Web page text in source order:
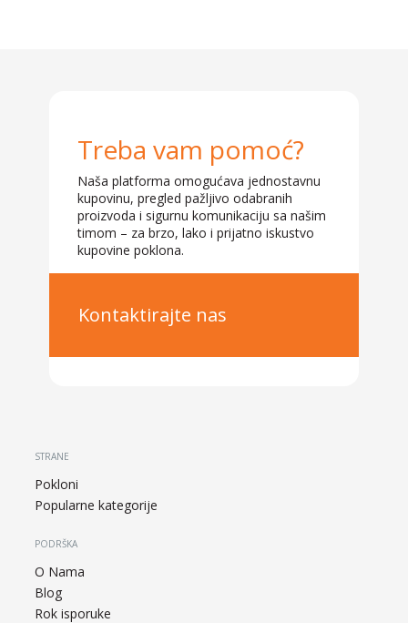
Treba vam pomoć?
Naša platforma omogućava jednostavnu
kupovinu, pregled pažljivo odabranih
proizvoda i sigurnu komunikaciju sa našim
timom – za brzo, lako i prijatno iskustvo
kupovine poklona.
Kontaktirajte nas
STRANE
Pokloni
Popularne kategorije
PODRŠKA
O Nama
Blog
Rok isporuke